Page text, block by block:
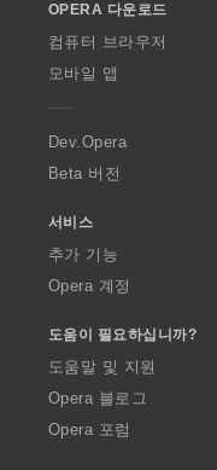
w
O
p
a
OPERA 다운로드
컴퓨터 브라우저
모바일 앱
Dev.Opera
Beta 버전
서비스
추가 기능
Opera 계정
도움이 필요하십니까?
도움말 및 지원
Opera 블로그
Opera 포럼